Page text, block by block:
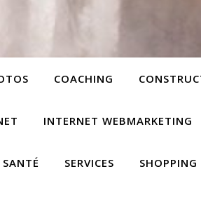
COACHING
INTERNET WEBMARKETING
SANTÉ SERVICES SHOPPING